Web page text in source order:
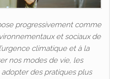
progressivement comme
et sociaux de
climatique et à la
nos modes de vie, les
des pratiques plus